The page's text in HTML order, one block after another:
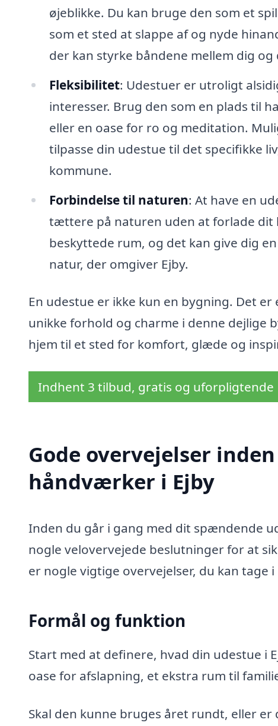
øjeblikke. Du kan bruge den som et
som et sted at slappe af og nyde
der kan styrke båndene mellem dig
Fleksibilitet: Udestuer er utroligt
interesser. Brug den som en plads til
eller en oase for ro og meditation.
tilpasse din udestue til det specifikke
kommune.
Forbindelse til naturen: At have en
tættere på naturen uden at forlade dit
beskyttede rum, og det kan give dig
natur, der omgiver Ejby.
En udestue er ikke kun en bygning. Det
unikke forhold og charme i denne dejlige
hjem til et sted for komfort, glæde og
Indhent 3 tilbud, gratis og uforpligtende
Gode overvejelser
håndværker i Ejby
Inden du går i gang med dit spændende
nogle velovervejede beslutninger for at
er nogle vigtige overvejelser, du kan tage
Formål og funktion
Start med at definere, hvad din udestue i
oase for afslapning, et ekstra rum til
Skal den kunne bruges året rundt, eller